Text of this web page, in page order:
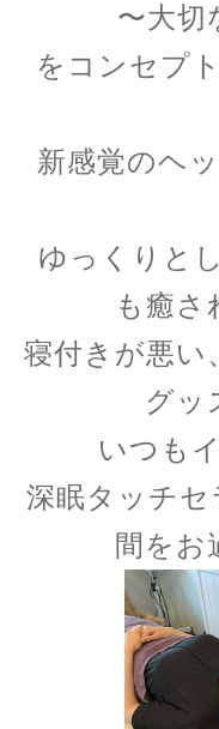
〜大切
をコンセプ
新感覚のヘ
ゆっくりと
も癒さ
寝付きが悪い
グッ
いつも
深眠タッチ
間をお